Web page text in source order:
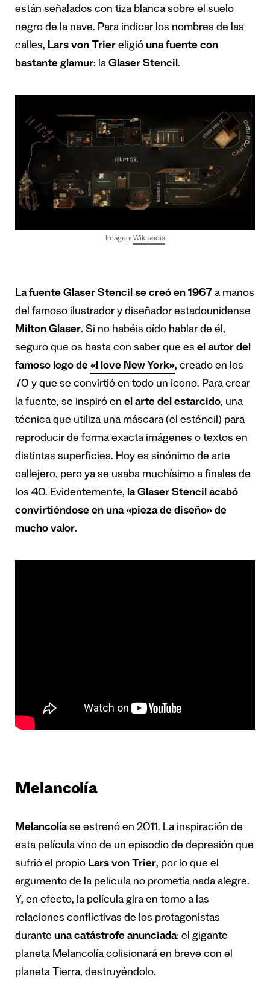
están señalados con tiza blanca sobre el suelo
negro de la nave. Para indicar los nombres de las
calles, Lars von Trier eligió una fuente con
bastante glamur: la Glaser Stencil.
Imagen: Wikipedia
La fuente Glaser Stencil se creó en 1967 a manos
del famoso ilustrador y diseñador estadounidense
Milton Glaser. Si no habéis oído hablar de él,
seguro que os basta con saber que es el autor del
famoso logo de «I love New York», creado en los
70 y que se convirtió en todo un icono. Para crear
la fuente, se inspiró en el arte del estarcido, una
técnica que utiliza una máscara (el esténcil) para
reproducir de forma exacta imágenes o textos en
distintas superficies. Hoy es sinónimo de arte
callejero, pero ya se usaba muchísimo a finales de
los 40. Evidentemente, la Glaser Stencil acabó
convirtiéndose en una «pieza de diseño» de
mucho valor.
Melancolía
Melancolíase estrenó en 2011. La inspiración de
esta película vino de un episodio de depresión que
sufrió el propio Lars von Trier, por lo que el
argumento de la película no prometía nada alegre.
Y, en efecto, la película gira en torno a las
relaciones conflictivas de los protagonistas
durante una catástrofe anunciada: el gigante
planeta Melancolía colisionará en breve con el
planeta Tierra, destruyéndolo.